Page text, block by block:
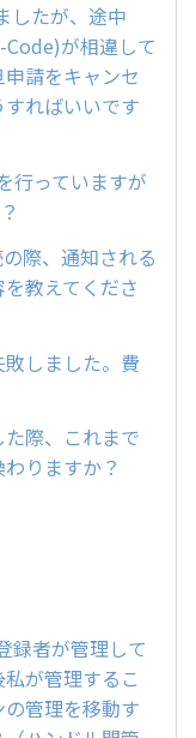
したが、途中
が相違して
請をキャンセ
ればいいです
行っていますが
際、通知される
教えてくださ
しました。費
際、これまで
りますか？
録者が管理して
が管理するこ
管理を移動す